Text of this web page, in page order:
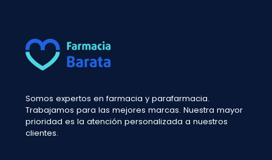
Somos expertos en farmacia y parafarmacia.
Trabajamos para las mejores marcas. Nuestra mayor
prioridad es la atención personalizada a nuestros
clientes.